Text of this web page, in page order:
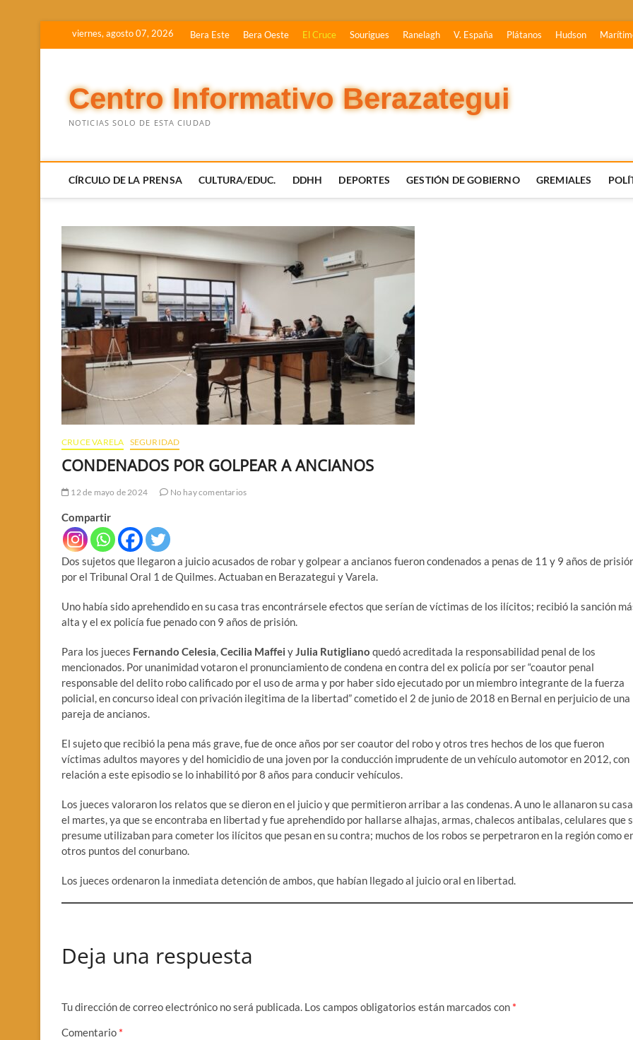
viernes, agosto 07, 2026 Bera Este Bera Oeste El Cruce Sourigues Ranelagh V. España Plátanos Hudson
Centro Informativo Berazategui
NOTICIAS SOLO DE ESTA CIUDAD
CÍRCULO DE LA PRENSA CULTURA/EDUC. DDHH DEPORTES GESTIÓN DE GOBIERNO GREMIALES
CRUCE VARELA SEGURIDAD
CONDENADOS POR GOLPEAR A ANCIANOS
12 de mayo de 2024 No hay comentarios
Compartir
Dos sujetos que llegaron a juicio acusados de robar y golpear a ancianos fueron condenados a penas de 11 y 9 años de
por el Tribunal Oral 1 de Quilmes. Actuaban en Berazategui y Varela.
Uno había sido aprehendido en su casa tras encontrársele efectos que serían de víctimas de los ilícitos; recibió la sanción
alta y el ex policía fue penado con 9 años de prisión.
Para los jueces Fernando Celesia,Cecilia Maffei yJulia Rutigliano quedó acreditada la responsabilidad penal de los
mencionados. Por unanimidad votaron el pronunciamiento de condena en contra del ex policía por ser “coautor penal
responsable del delito robo calificado por el uso de arma y por haber sido ejecutado por un miembro integrante de la fuerza
policial, en concurso ideal con privación ilegitima de la libertad” cometido el 2 de junio de 2018 en Bernal en perjuicio de una
pareja de ancianos.
El sujeto que recibió la pena más grave, fue de once años por ser coautor del robo y otros tres hechos de los que fueron
víctimas adultos mayores y del homicidio de una joven por la conducción imprudente de un vehículo automotor en 2012, con
relación a este episodio se lo inhabilitó por 8 años para conducir vehículos.
Los jueces valoraron los relatos que se dieron en el juicio y que permitieron arribar a las condenas. A uno le allanaron su casa
el martes, ya que se encontraba en libertad y fue aprehendido por hallarse alhajas, armas, chalecos antibalas, celulares que
presume utilizaban para cometer los ilícitos que pesan en su contra; muchos de los robos se perpetraron en la región como
otros puntos del conurbano.
Los jueces ordenaron la inmediata detención de ambos, que habían llegado al juicio oral en libertad.
Deja una respuesta
Tu dirección de correo electrónico no será publicada. Los campos obligatorios están marcados con *
Comentario *